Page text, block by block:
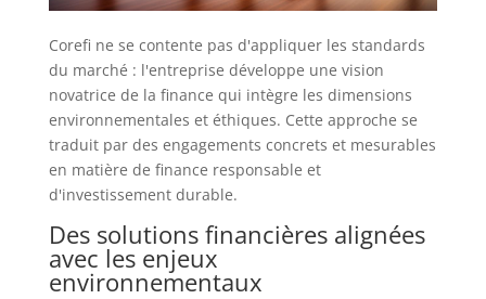
Corefi ne se contente pas d'appliquer les standards
du marché : l'entreprise développe une vision
novatrice de la finance qui intègre les dimensions
environnementales et éthiques. Cette approche se
traduit par des engagements concrets et mesurables
en matière de finance responsable et
d'investissement durable.
Des solutions financières alignées
avec les enjeux
environnementaux